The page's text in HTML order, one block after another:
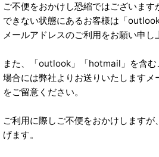
ご不便をおかけし恐縮ではございま
できない状態にあるお客様は「
メールアドレスのご利用をお願い申し
また、「outlook」「hotmail」を含む
場合には弊社よりお送りいたしますメ
をご留意ください。
ご利用に際しご不便をおかけします
げます。